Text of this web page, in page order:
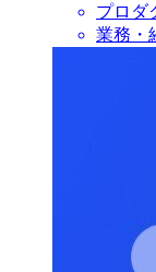
プロダ
業務・